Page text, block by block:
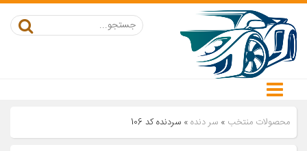
محصولات منتخب » سر دنده» سردنده کد 106